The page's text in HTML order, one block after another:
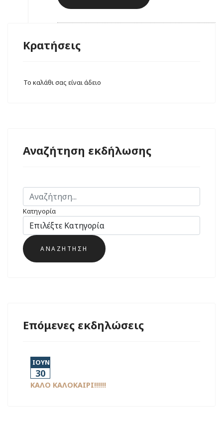
Κρατήσεις
Το καλάθι σας είναι άδειο
Αναζήτηση εκδήλωσης
Κατηγορία
Επόμενες εκδηλώσεις
ΙΟΥΝ
30
ΚΑΛΟ ΚΑΛΟΚΑΙΡΙ!!!!!!